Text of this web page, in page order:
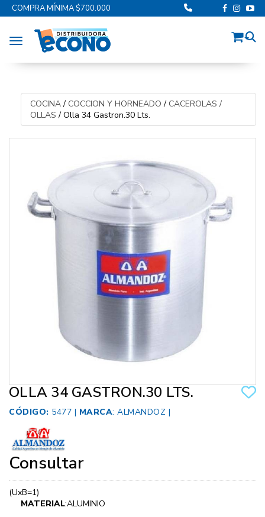
COMPRA MÍNIMA $700.000
Toggle navigation
COCINA/ COCCION Y HORNEADO / CACEROLAS /
OLLAS / Olla 34 Gastron.30 Lts.
OLLA 34 GASTRON.30 LTS.
CÓDIGO: 5477 | MARCA: ALMANDOZ |
Consultar
(UxB=1)
MATERIAL:ALUMINIO